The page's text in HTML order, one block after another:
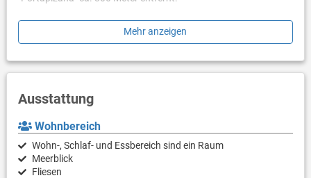
WiFi, Klimaanlage und SAT-TV stehen den Gästen kostenlos zur
Mehr anzeigen
Ausstattung
Wohnbereich
Wohn-, Schlaf- und Essbereich sind ein Raum
Meerblick
Fliesen